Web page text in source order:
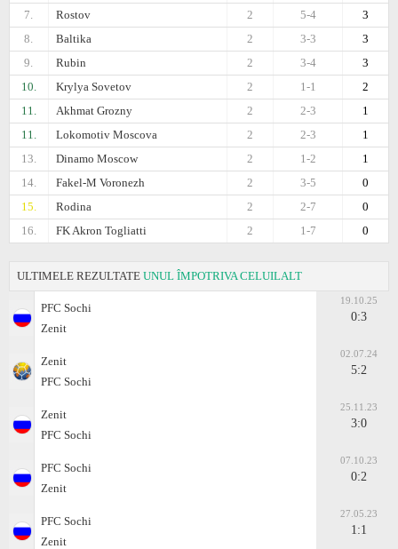
7.
Rostov 3
5-4
2
8.
Baltika 3
3-3
2
9.
Rubin 3
3-4
2
10.
Krylya Sovetov 2
1-1
2
11.
Akhmat Grozny 1
2-3
2
11.
Lokomotiv Moscova 1
2-3
2
13.
Dinamo Moscow 1
1-2
2
14.
Fakel-M Voronezh 0
3-5
2
15.
Rodina 0
2-7
2
16.
FK Akron Togliatti 0
1-7
2
ULTIMELE REZULTATE UNUL ÎMPOTRIVA CELUILALT
PFC Sochi
Zenit
19.10.25
0:3
Zenit
PFC Sochi
02.07.24
5:2
Zenit
PFC Sochi
25.11.23
3:0
PFC Sochi
Zenit
07.10.23
0:2
PFC Sochi
Zenit
27.05.23
1:1